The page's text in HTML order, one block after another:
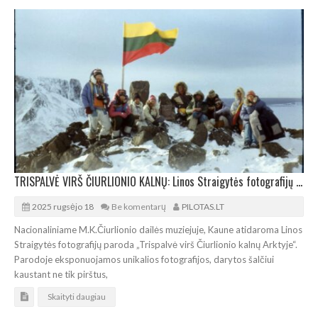
TRISPALVĖ VIRŠ ČIURLIONIO KALNŲ: Linos Straigytės fotografijų parodos atidarymas Kaune
2025 rugsėjo 18 Be komentarų PILOTAS.LT
Nacionaliniame M.K.Čiurlionio dailės muziejuje, Kaune atidaroma Linos
Straigytės fotografijų paroda „Trispalvė virš Čiurlionio kalnų Arktyje“.
Parodoje eksponuojamos unikalios fotografijos, darytos šalčiui
kaustant ne tik pirštus,
Skaityti daugiau